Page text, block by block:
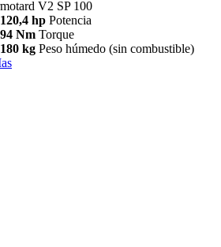
V2 SP 100
120,4 hp Potencia
94 Nm Torque
180 kg Peso húmedo (sin combustible)